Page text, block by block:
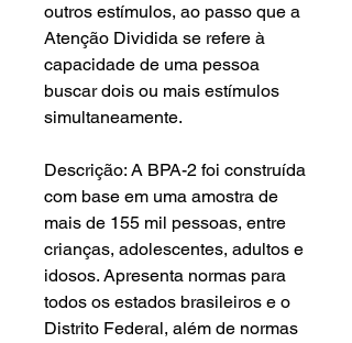
outros estímulos, ao passo que a
Atenção Dividida se refere à
capacidade de uma pessoa
buscar dois ou mais estímulos
simultaneamente.
Descrição: A BPA-2 foi construída
com base em uma amostra de
mais de 155 mil pessoas, entre
crianças, adolescentes, adultos e
idosos. Apresenta normas para
todos os estados brasileiros e o
Distrito Federal, além de normas